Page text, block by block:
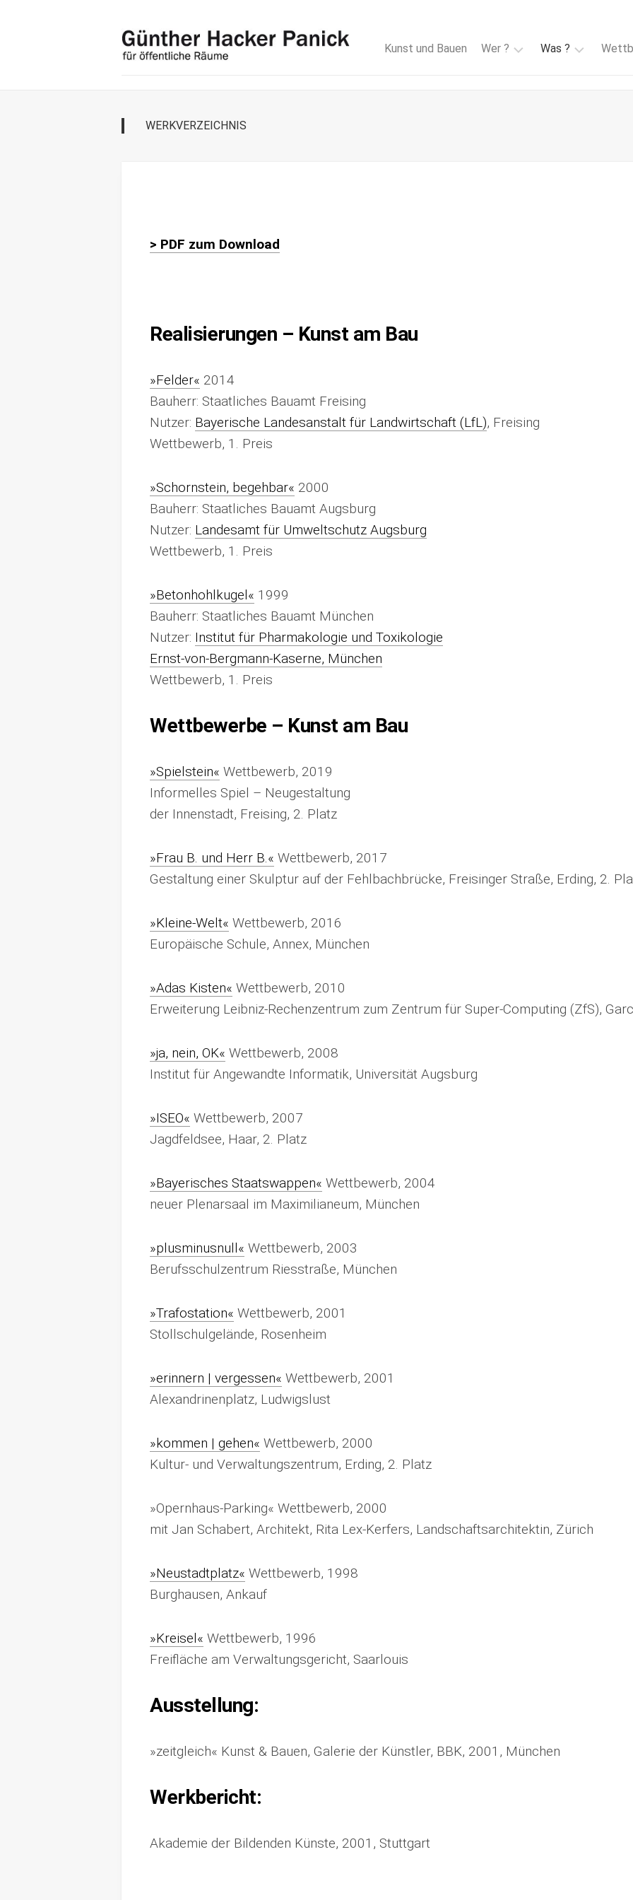
Kunst und Bauen Wer ? Was ?
WERKVERZEICHNIS
> PDF zum Download
Realisierungen – Kunst am Bau
»Felder« 2014
Bauherr: Staatliches Bauamt Freising
Nutzer: Bayerische Landesanstalt für Landwirtschaft (LfL), Freising
Wettbewerb, 1. Preis
»Schornstein, begehbar« 2000
Bauherr: Staatliches Bauamt Augsburg
Nutzer: Landesamt für Umweltschutz Augsburg
Wettbewerb, 1. Preis
»Betonhohlkugel« 1999
Bauherr: Staatliches Bauamt München
Nutzer: Institut für Pharmakologie und Toxikologie
Ernst-von-Bergmann-Kaserne, München
Wettbewerb, 1. Preis
Wettbewerbe – Kunst am Bau
»Spielstein« Wettbewerb, 2019
Informelles Spiel – Neugestaltung
der Innenstadt, Freising, 2. Platz
»Frau B. und Herr B.« Wettbewerb, 2017
Gestaltung einer Skulptur auf der Fehlbachbrücke, Freisinger Straße, Erding, 2.
»Kleine-Welt« Wettbewerb, 2016
Europäische Schule, Annex, München
»Adas Kisten« Wettbewerb, 2010
Erweiterung Leibniz-Rechenzentrum zum Zentrum für Super-Computing (ZfS),
»ja, nein, OK« Wettbewerb, 2008
Institut für Angewandte Informatik, Universität Augsburg
»ISEO« Wettbewerb, 2007
Jagdfeldsee, Haar, 2. Platz
»Bayerisches Staatswappen« Wettbewerb, 2004
neuer Plenarsaal im Maximilianeum, München
»plusminusnull« Wettbewerb, 2003
Berufsschulzentrum Riesstraße, München
»Trafostation« Wettbewerb, 2001
Stollschulgelände, Rosenheim
»erinnern | vergessen« Wettbewerb, 2001
Alexandrinenplatz, Ludwigslust
»kommen | gehen« Wettbewerb, 2000
Kultur- und Verwaltungszentrum, Erding, 2. Platz
»Opernhaus-Parking« Wettbewerb, 2000
mit Jan Schabert, Architekt, Rita Lex-Kerfers, Landschaftsarchitektin, Zürich
»Neustadtplatz« Wettbewerb, 1998
Burghausen, Ankauf
»Kreisel« Wettbewerb, 1996
Freifläche am Verwaltungsgericht, Saarlouis
Ausstellung:
»zeitgleich« Kunst & Bauen, Galerie der Künstler, BBK, 2001, München
Werkbericht:
Akademie der Bildenden Künste, 2001, Stuttgart